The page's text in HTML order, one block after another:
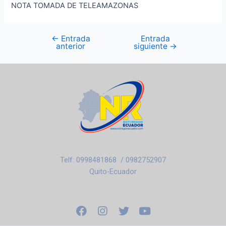
NOTA TOMADA DE TELEAMAZONAS
← Entrada
anterior
Entrada
siguiente →
Telf: 0998481868 / 0982752907
Quito-Ecuador
F
a
I
n
T
w
Y
o